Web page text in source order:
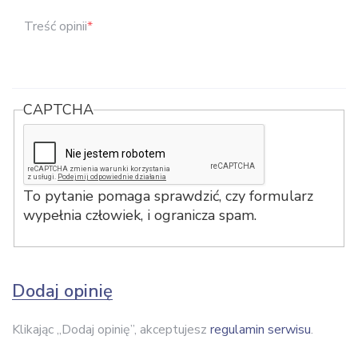
Treść opinii*
CAPTCHA
To pytanie pomaga sprawdzić, czy formularz
wypełnia człowiek, i ogranicza spam.
Dodaj opinię
Klikając „Dodaj opinię”, akceptujesz regulamin serwisu.